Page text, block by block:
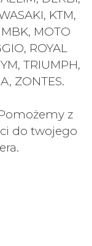
KTM,
MOTO
ROYAL
TRIUMPH,
ZONTES.
z
do twojego